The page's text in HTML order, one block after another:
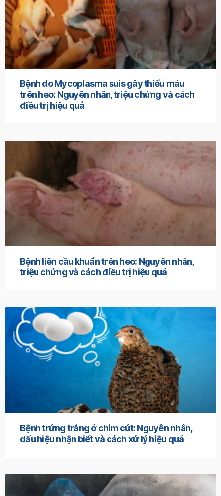
Bệnh do Mycoplasma suis gây thiếu máu
trên heo: Nguyên nhân, triệu chứng và cách
điều trị hiệu quả
Bệnh liên cầu khuẩn trên heo: Nguyên nhân,
triệu chứng và cách điều trị hiệu quả
Bệnh trứng trắng ở chim cút: Nguyên nhân,
dấu hiệu nhận biết và cách xử lý hiệu quả